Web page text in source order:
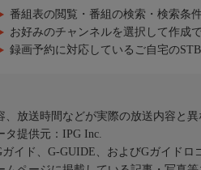
番組表の閲覧・番組の検索・検索条
お好みのチャンネルを選択して作成
録画予約に対応しているご自宅の
、放送時間などが実際の放送内容と異
タ提供元：IPG Inc.
ガイド、G-GUIDE、およびGガイドロ